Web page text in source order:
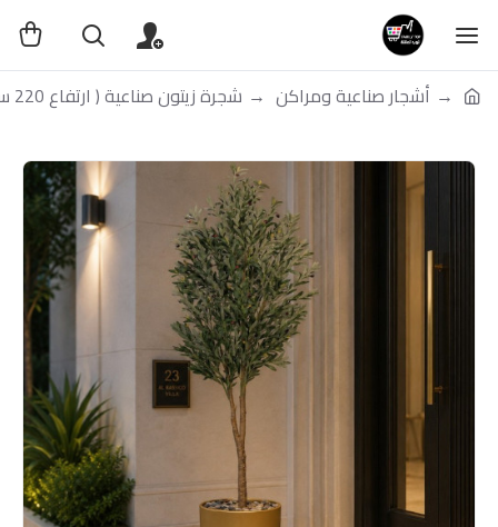
أشجار صناعية ومراكن شجرة زيتون صناعية ( ارتفاع 220 سم ) حوض بلاستك بعدة الوان